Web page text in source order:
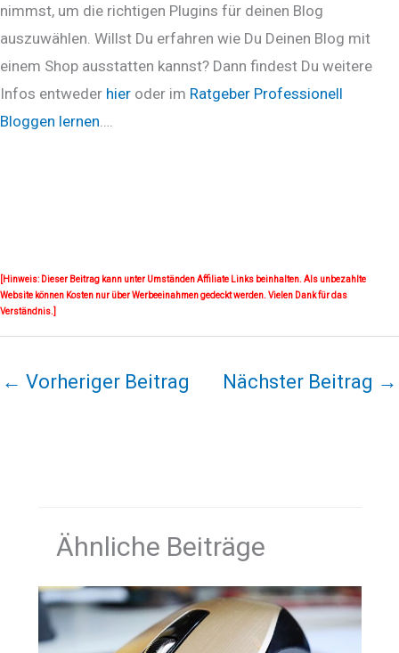
nimmst, um die richtigen Plugins für deinen Blog
auszuwählen. Willst Du erfahren wie Du Deinen Blog mit
einem Shop ausstatten kannst? Dann findest Du weitere
Infos entweder hier oder im Ratgeber Professionell
Bloggen lernen
[Hinweis: Dieser Beitrag kann unter Umständen Affiliate Links beinhalten. Als unbezahlte
Website können Kosten nur über Werbeeinahmen gedeckt werden. Vielen Dank für das
Verständnis.]
← Vorheriger Beitrag Nächster Beitrag →
Ähnliche Beiträge